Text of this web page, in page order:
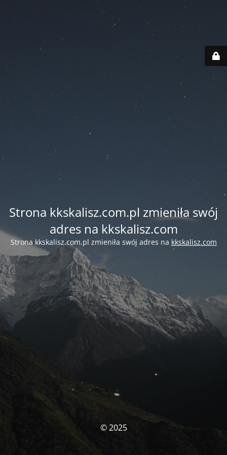
Strona kkskalisz.com.pl zmieniła swój
adres na kkskalisz.com
Strona kkskalisz.com.pl zmieniła swój adres na kkskalisz.com
© 2025